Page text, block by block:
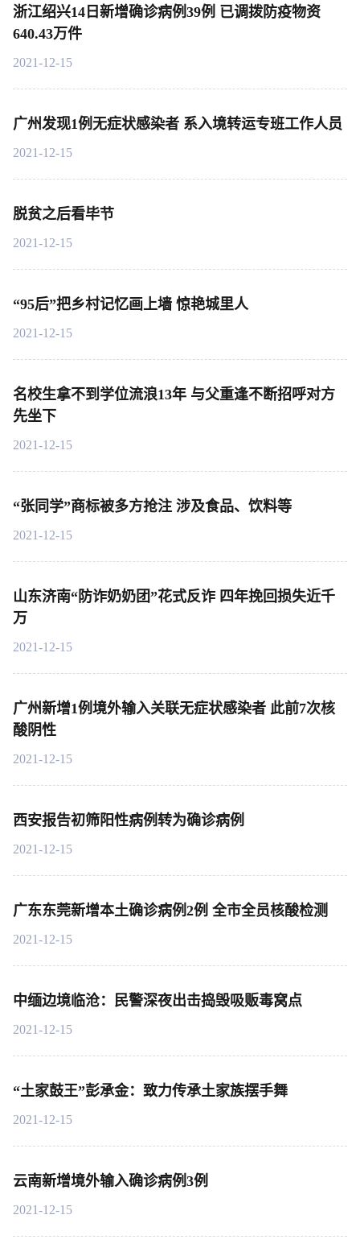
浙江绍兴14日新增确诊病例39例 已调拨防疫物资
640.43万件
2021-12-15
广州发现1例无症状感染者 系入境转运专班工作人员
2021-12-15
脱贫之后看毕节
2021-12-15
“95后”把乡村记忆画上墙 惊艳城里人
2021-12-15
名校生拿不到学位流浪13年 与父重逢不断招呼对方
先坐下
2021-12-15
“张同学”商标被多方抢注 涉及食品、饮料等
2021-12-15
山东济南“防诈奶奶团”花式反诈 四年挽回损失近千
万
2021-12-15
广州新增1例境外输入关联无症状感染者 此前7次核
酸阴性
2021-12-15
西安报告初筛阳性病例转为确诊病例
2021-12-15
广东东莞新增本土确诊病例2例 全市全员核酸检测
2021-12-15
中缅边境临沧：民警深夜出击捣毁吸贩毒窝点
2021-12-15
“土家鼓王”彭承金：致力传承土家族摆手舞
2021-12-15
云南新增境外输入确诊病例3例
2021-12-15